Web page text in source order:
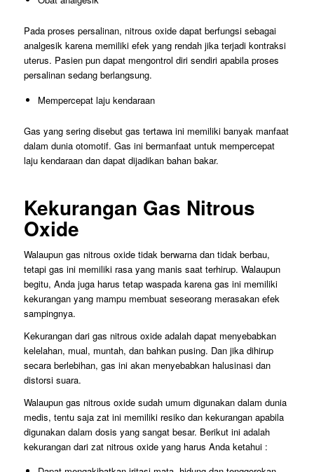
Pada proses persalinan, nitrous oxide dapat berfungsi sebagai
analgesik karena memiliki efek yang rendah jika terjadi kontraksi
uterus. Pasien pun dapat mengontrol diri sendiri apabila proses
persalinan sedang berlangsung.
Mempercepat laju kendaraan
Gas yang sering disebut gas tertawa ini memiliki banyak manfaat
dalam dunia otomotif. Gas ini bermanfaat untuk mempercepat
laju kendaraan dan dapat dijadikan bahan bakar.
Kekurangan Gas Nitrous
Oxide
Walaupun gas nitrous oxide tidak berwarna dan tidak berbau,
tetapi gas ini memiliki rasa yang manis saat terhirup. Walaupun
begitu, Anda juga harus tetap waspada karena gas ini memiliki
kekurangan yang mampu membuat seseorang merasakan efek
sampingnya.
Kekurangan dari gas nitrous oxide adalah dapat menyebabkan
kelelahan, mual, muntah, dan bahkan pusing. Dan jika dihirup
secara berlebihan, gas ini akan menyebabkan halusinasi dan
distorsi suara.
Walaupun gas nitrous oxide sudah umum digunakan dalam dunia
medis, tentu saja zat ini memiliki resiko dan kekurangan apabila
digunakan dalam dosis yang sangat besar. Berikut ini adalah
kekurangan dari zat nitrous oxide yang harus Anda ketahui :